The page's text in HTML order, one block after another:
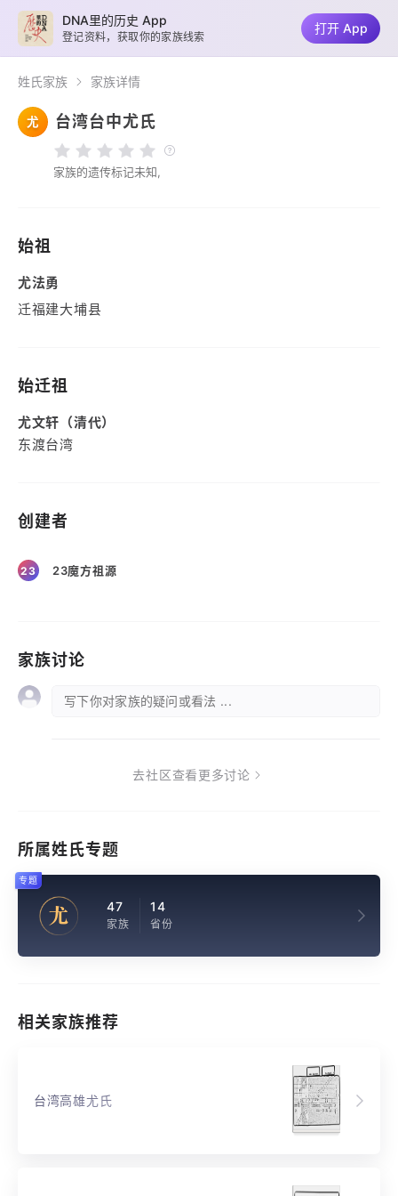
姓氏家族 家族详情
尤 台湾台中尤氏
家族的遗传标记未知,
始祖
尤法勇
迁福建大埔县
始迁祖
尤文轩（清代）
东渡台湾
创建者
23 23魔方祖源
家族讨论
写下你对家族的疑问或看法 ...
去社区查看更多讨论
所属姓氏专题
尤 47
家族
14
省份
专题
相关家族推荐
台湾高雄尤氏
DNA里的历史 App
登记资料，获取你的家族线索
打开 App